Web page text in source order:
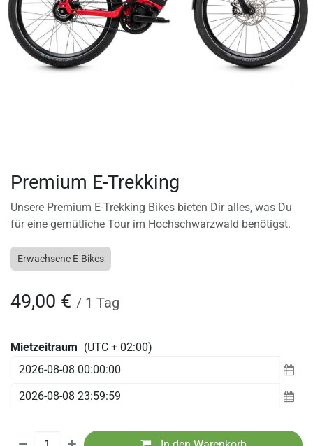
Premium E-Trekking
Unsere Premium E-Trekking Bikes bieten Dir alles, was Du
für eine gemütliche Tour im Hochschwarzwald benötigst.
Erwachsene E-Bikes
49,00 € / 1 Tag
Mietzeitraum (UTC + 02:00)